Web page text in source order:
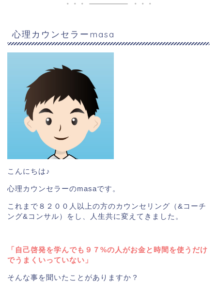
心理カウンセラーmasa
こんにちは♪
心理カウンセラーのmasaです。
これまで８２００人以上の方のカウンセリング（&コーチ
ング&コンサル）をし、人生共に変えてきました。
「自己啓発を学んでも９７%の人がお金と時間を使うだけ
でうまくいっていない」
そんな事を聞いたことがありますか？